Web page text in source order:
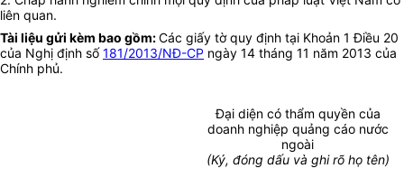
liên quan.
Tài liệu gửi kèm bao gồm:Các giấy tờ quy định tại Khoản 1 Điều 20
của Nghị định số181/2013/NĐ-CP ngày 14 tháng 11 năm 2013 của
Chính phủ.
Đại diện có thẩm quyền của
doanh nghiệp quảng cáo nước
ngoài
(Ký, đóng dấu và ghi rõ họ tên)